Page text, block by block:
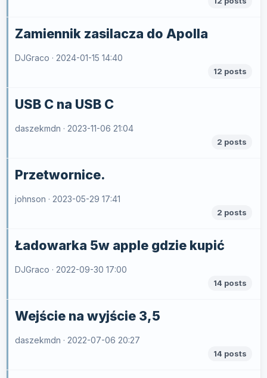
Zamiennik zasilacza do Apolla
DJGraco · 2024-01-15 14:40
12 posts
USB C na USB C
daszekmdn · 2023-11-06 21:04
2 posts
Przetwornice.
johnson · 2023-05-29 17:41
2 posts
Ładowarka 5w apple gdzie kupić
DJGraco · 2022-09-30 17:00
14 posts
Wejście na wyjście 3,5
daszekmdn · 2022-07-06 20:27
14 posts